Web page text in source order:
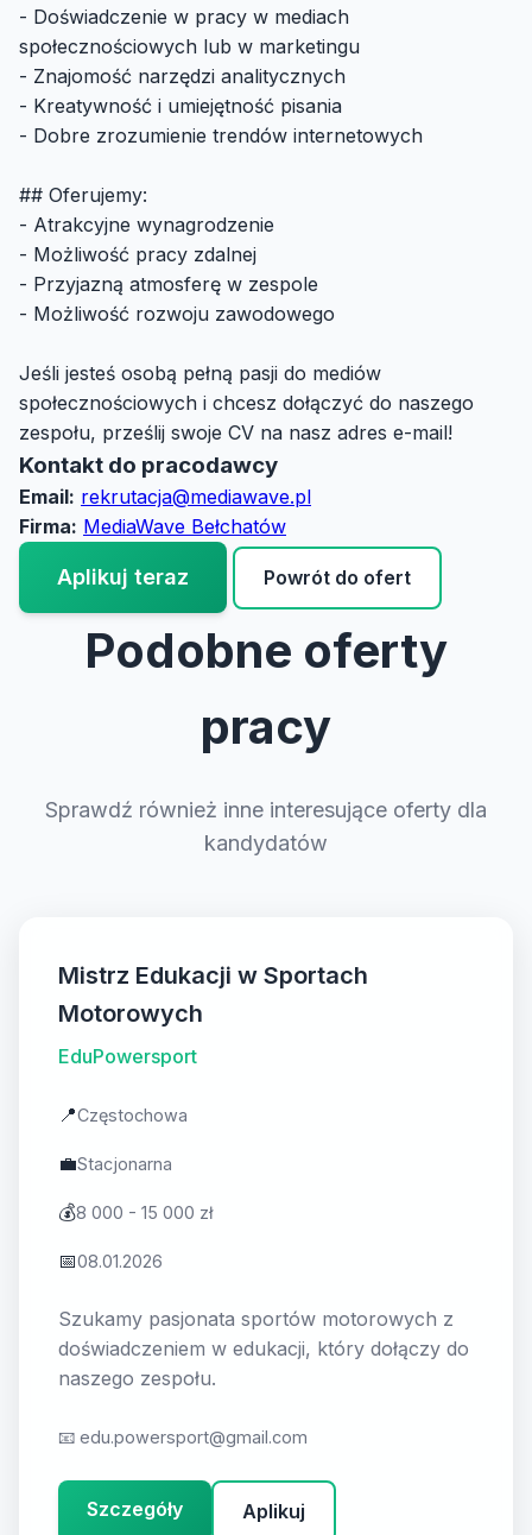
- Doświadczenie w pracy w mediach
społecznościowych lub w marketingu
- Znajomość narzędzi analitycznych
- Kreatywność i umiejętność pisania
- Dobre zrozumienie trendów internetowych
## Oferujemy:
- Atrakcyjne wynagrodzenie
- Możliwość pracy zdalnej
- Przyjazną atmosferę w zespole
- Możliwość rozwoju zawodowego
Jeśli jesteś osobą pełną pasji do mediów
społecznościowych i chcesz dołączyć do naszego
zespołu, prześlij swoje CV na nasz adres e-mail!
Kontakt do pracodawcy
Email: rekrutacja@mediawave.pl
Firma: MediaWave Bełchatów
Aplikuj teraz Powrót do ofert
Podobne oferty
pracy
Sprawdź również inne interesujące oferty dla
kandydatów
Mistrz Edukacji w Sportach
Motorowych
EduPowersport
📍Częstochowa
💼Stacjonarna
💰8 000 - 15 000 zł
📅08.01.2026
Szukamy pasjonata sportów motorowych z
doświadczeniem w edukacji, który dołączy do
naszego zespołu.
📧 edu.powersport@gmail.com
Szczegóły Aplikuj